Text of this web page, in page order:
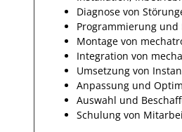
Diagnose von
Programmierung
Montage von
Integration von
Umsetzung von
Anpassung und
Auswahl und
Schulung von